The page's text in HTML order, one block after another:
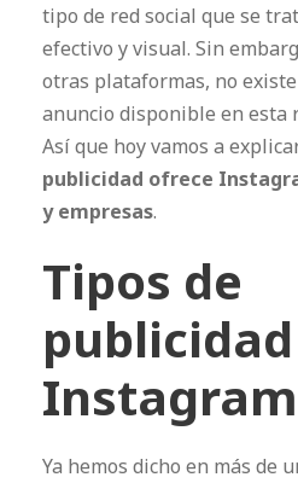
tipo de red social que se
efectivo y visual. Sin
otras plataformas, no
anuncio disponible en esta
Así que hoy vamos a
publicidad ofrece
y empresas.
Tipos de
Instagram
Ya hemos dicho en más de